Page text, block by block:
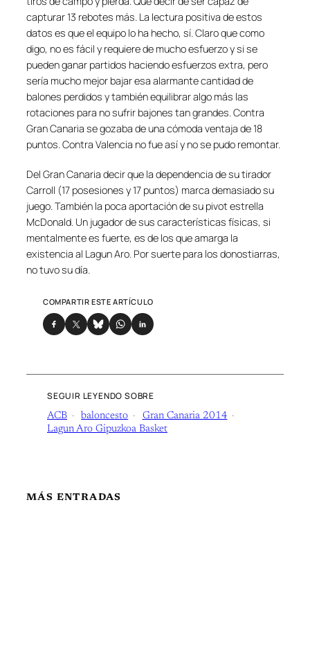
capturar 13 rebotes más. La lectura positiva de estos
datos es que el equipo lo ha hecho, sí. Claro que como
digo, no es fácil y requiere de mucho esfuerzo y si se
pueden ganar partidos haciendo esfuerzos extra, pero
sería mucho mejor bajar esa alarmante cantidad de
balones perdidos y también equilibrar algo más las
rotaciones para no sufrir bajones tan grandes. Contra
Gran Canaria se gozaba de una cómoda ventaja de 18
puntos. Contra Valencia no fue así y no se pudo remontar.
Del Gran Canaria decir que la dependencia de su tirador
Carroll (17 posesiones y 17 puntos) marca demasiado su
juego. También la poca aportación de su pivot estrella
McDonald. Un jugador de sus características físicas, si
mentalmente es fuerte, es de los que amarga la
existencia al Lagun Aro. Por suerte para los donostiarras,
no tuvo su día.
COMPARTIR ESTE ARTÍCULO
SEGUIR LEYENDO SOBRE
ACB baloncesto
Gran Canaria 2014
Lagun Aro Gipuzkoa Basket
MÁS ENTRADAS